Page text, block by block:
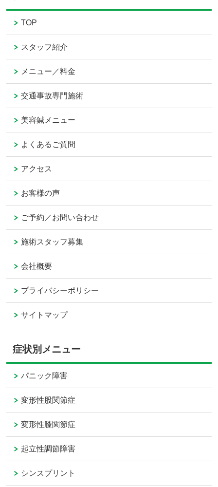
TOP
スタッフ紹介
メニュー／料金
交通事故専門施術
美容鍼メニュー
よくあるご質問
アクセス
お客様の声
ご予約／お問い合わせ
施術スタッフ募集
会社概要
プライバシーポリシー
サイトマップ
症状別メニュー
パニック障害
変形性股関節症
変形性膝関節症
起立性調節障害
シンスプリント